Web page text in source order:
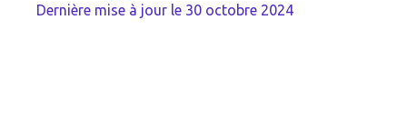
Dernière mise à jour le 30 octobre 2024